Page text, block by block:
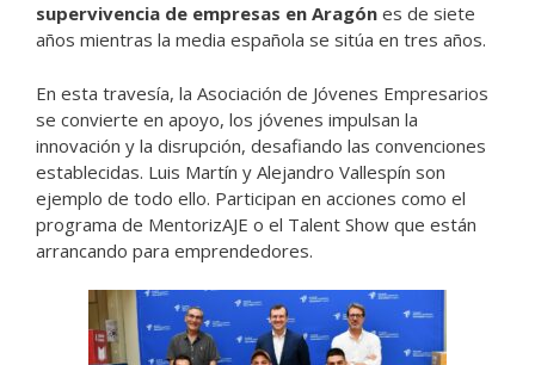
supervivencia de empresas en Aragón es de siete
años mientras la media española se sitúa en tres años.
En esta travesía, la Asociación de Jóvenes Empresarios
se convierte en apoyo, los jóvenes impulsan la
innovación y la disrupción, desafiando las convenciones
establecidas. Luis Martín y Alejandro Vallespín son
ejemplo de todo ello. Participan en acciones como el
programa de MentorizAJE o el Talent Show que están
arrancando para emprendedores.